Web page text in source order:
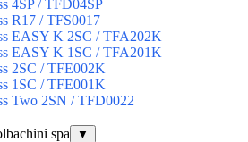
4SP / TFD04SP
R17 / TFS0017
EASY K 2SC / TFA202K
EASY K 1SC / TFA201K
2SC / TFE002K
1SC / TFE001K
Two 2SN / TFD0022
spa
▼